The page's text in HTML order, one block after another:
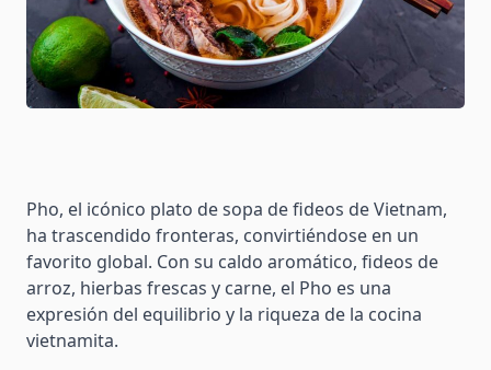
Pho, el icónico plato de sopa de fideos de Vietnam,
ha trascendido fronteras, convirtiéndose en un
favorito global. Con su caldo aromático, fideos de
arroz, hierbas frescas y carne, el Pho es una
expresión del equilibrio y la riqueza de la cocina
vietnamita.